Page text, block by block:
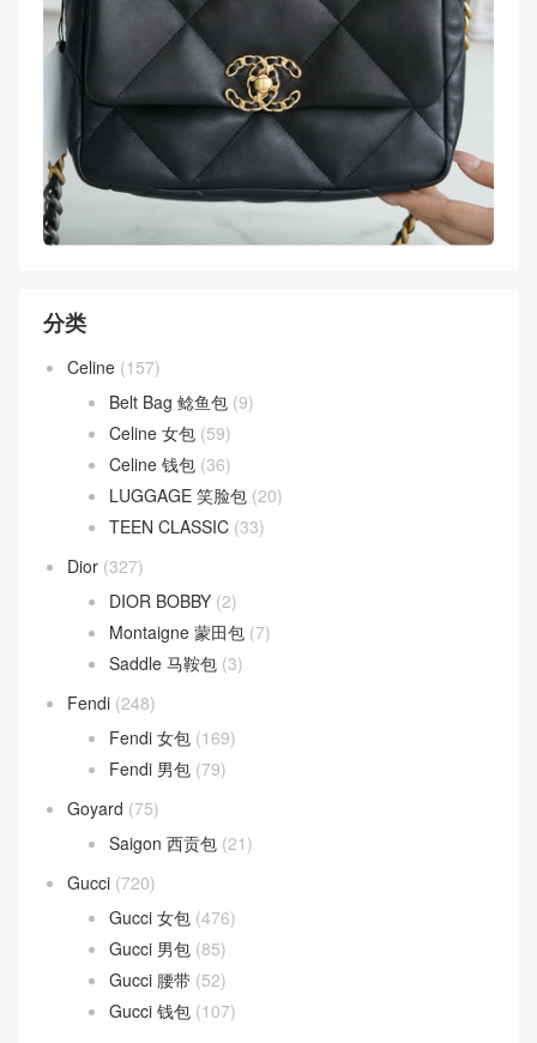
分类
Celine (157)
Belt Bag 鲶鱼包 (9)
Celine 女包 (59)
Celine 钱包 (36)
LUGGAGE 笑脸包 (20)
TEEN CLASSIC (33)
Dior (327)
DIOR BOBBY (2)
Montaigne 蒙田包 (7)
Saddle 马鞍包 (3)
Fendi (248)
Fendi 女包 (169)
Fendi 男包 (79)
Goyard (75)
Saigon 西贡包 (21)
Gucci (720)
Gucci 女包 (476)
Gucci 男包 (85)
Gucci 腰带 (52)
Gucci 钱包 (107)